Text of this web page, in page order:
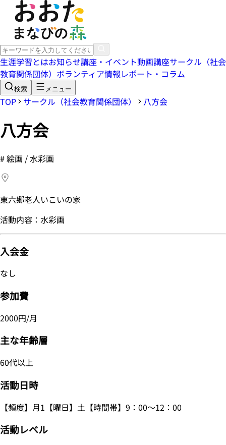
生涯学習とはお知らせ講座・イベント動画講座サークル（社会
教育関係団体） ボランティア情報レポート・コラム
検索 メニュー
TOP サークル（社会教育関係団体） 八方会
八方会
#絵画 / 水彩画
東六郷老人いこいの家
活動内容：水彩画
入会金
なし
参加費
2000円/月
主な年齢層
60代以上
活動日時
【頻度】月1【曜日】土【時間帯】9：00～12：00
活動レベル